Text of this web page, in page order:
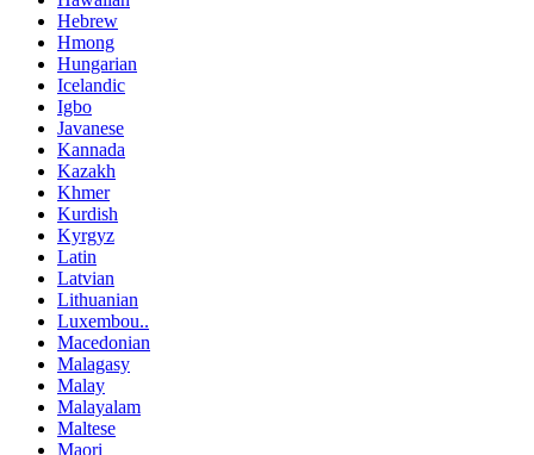
Hebrew
Hmong
Hungarian
Icelandic
Igbo
Javanese
Kannada
Kazakh
Khmer
Kurdish
Kyrgyz
Latin
Latvian
Lithuanian
Luxembou..
Macedonian
Malagasy
Malay
Malayalam
Maltese
Maori